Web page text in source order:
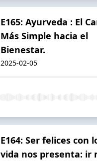
E165: Ayurveda : El
Más Simple hacia el
Bienestar.
2025-02-05
E164: Ser felices con
vida nos presenta: ir